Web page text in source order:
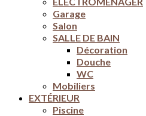
Garage
Salon
SALLE DE BAIN
Décoration
Douche
WC
Mobiliers
EXTÉRIEUR
Piscine